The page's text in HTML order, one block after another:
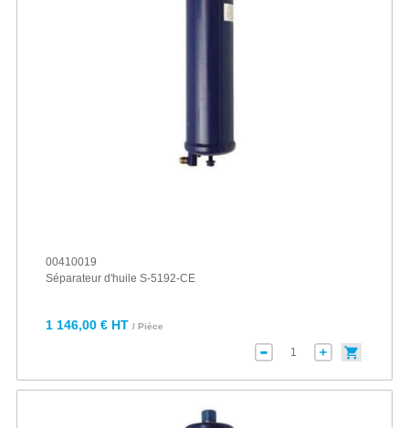
00410019
Séparateur d'huile S-5192-CE
1 146,00 € HT / Pièce